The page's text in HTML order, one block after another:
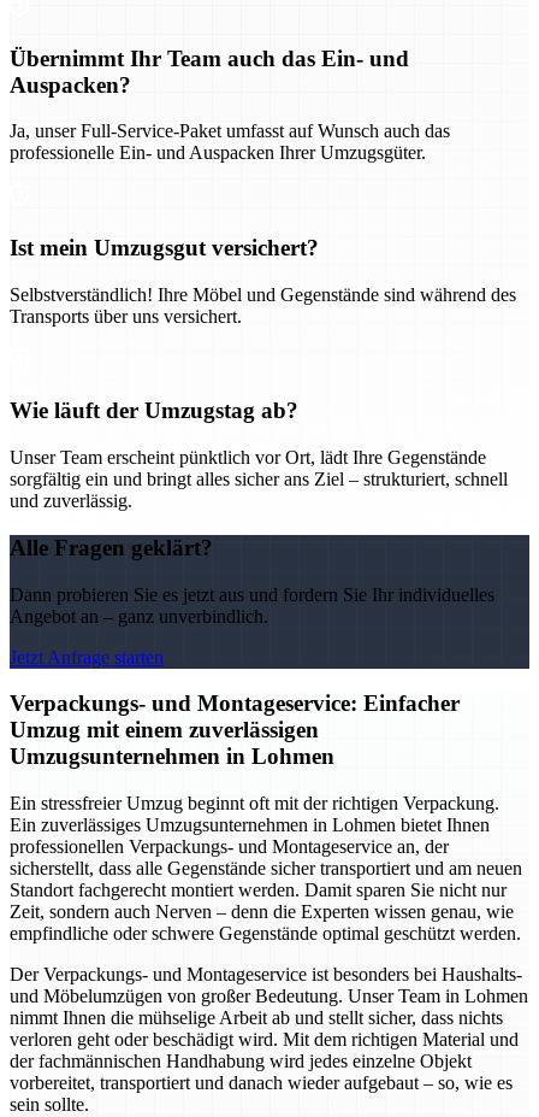
Übernimmt Ihr Team auch das Ein- und
Auspacken?
Ja, unser Full-Service-Paket umfasst auf Wunsch auch das
professionelle Ein- und Auspacken Ihrer Umzugsgüter.
Ist mein Umzugsgut versichert?
Selbstverständlich! Ihre Möbel und Gegenstände sind während des
Transports über uns versichert.
Wie läuft der Umzugstag ab?
Unser Team erscheint pünktlich vor Ort, lädt Ihre Gegenstände
sorgfältig ein und bringt alles sicher ans Ziel – strukturiert, schnell
und zuverlässig.
Alle Fragen geklärt?
Dann probieren Sie es jetzt aus und fordern Sie Ihr individuelles
Angebot an – ganz unverbindlich.
Jetzt Anfrage starten
Verpackungs- und Montageservice: Einfacher
Umzug mit einem zuverlässigen
Umzugsunternehmen in Lohmen
Ein stressfreier Umzug beginnt oft mit der richtigen Verpackung.
Ein zuverlässiges Umzugsunternehmen in Lohmen bietet Ihnen
professionellen Verpackungs- und Montageservice an, der
sicherstellt, dass alle Gegenstände sicher transportiert und am neuen
Standort fachgerecht montiert werden. Damit sparen Sie nicht nur
Zeit, sondern auch Nerven – denn die Experten wissen genau, wie
empfindliche oder schwere Gegenstände optimal geschützt werden.
Der Verpackungs- und Montageservice ist besonders bei Haushalts-
und Möbelumzügen von großer Bedeutung. Unser Team in Lohmen
nimmt Ihnen die mühselige Arbeit ab und stellt sicher, dass nichts
verloren geht oder beschädigt wird. Mit dem richtigen Material und
der fachmännischen Handhabung wird jedes einzelne Objekt
vorbereitet, transportiert und danach wieder aufgebaut – so, wie es
sein sollte.